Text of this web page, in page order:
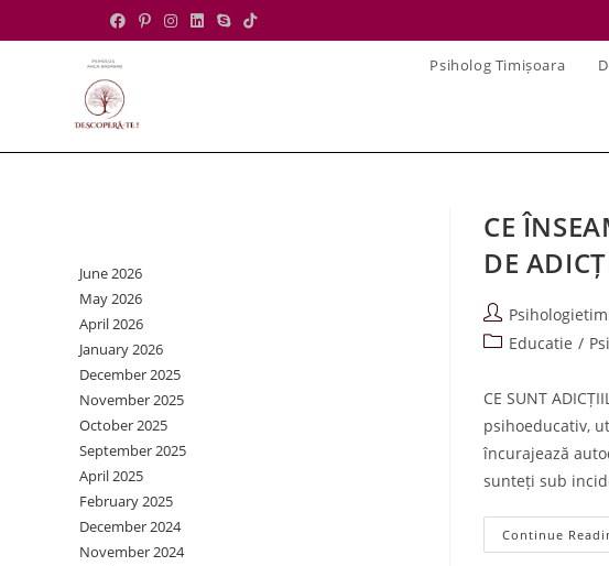
to
Psiholog Timișoara
CE
DE
Post
author:
PostEducatie /
CE SUNT
psihoeducativ,
încurajează
sunteți sub
Continue
June 2026
May 2026
April 2026
January 2026
December 2025
November 2025
October 2025
September 2025
April 2025
February 2025
December 2024
November 2024